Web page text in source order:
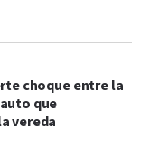
choque entre la
que
vereda